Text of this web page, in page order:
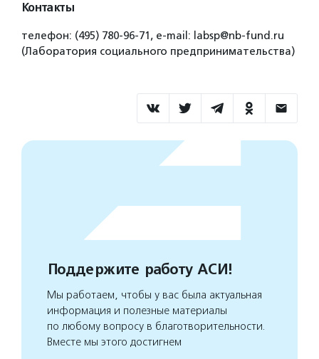
Контакты
телефон: (495) 780-96-71, е-mail: labsp@nb-fund.ru
(Лаборатория социального предпринимательства)
Поддержите работу АСИ!
Мы работаем, чтобы у вас была актуальная
информация и полезные материалы
по любому вопросу в благотворительности.
Вместе мы этого достигнем